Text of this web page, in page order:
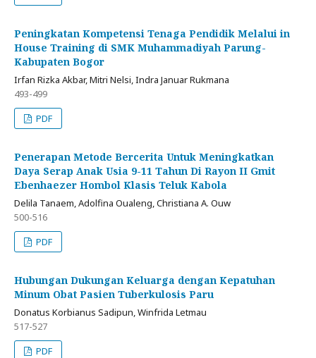
Peningkatan Kompetensi Tenaga Pendidik Melalui in
House Training di SMK Muhammadiyah Parung-
Kabupaten Bogor
Irfan Rizka Akbar, Mitri Nelsi, Indra Januar Rukmana
493-499
PDF
Penerapan Metode Bercerita Untuk Meningkatkan
Daya Serap Anak Usia 9-11 Tahun Di Rayon II Gmit
Ebenhaezer Hombol Klasis Teluk Kabola
Delila Tanaem, Adolfina Oualeng, Christiana A. Ouw
500-516
PDF
Hubungan Dukungan Keluarga dengan Kepatuhan
Minum Obat Pasien Tuberkulosis Paru
Donatus Korbianus Sadipun, Winfrida Letmau
517-527
PDF